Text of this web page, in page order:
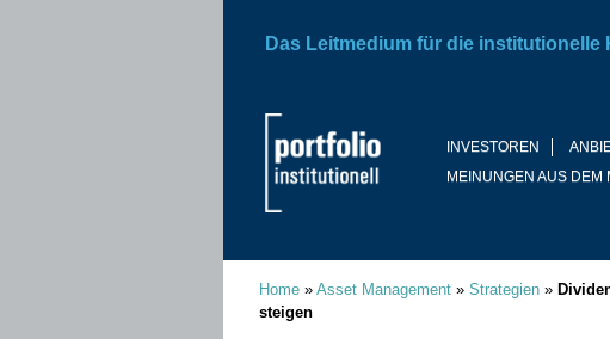
INVESTOREN
MEINUNGEN AUS DEM
Das Leitmedium für die institutionelle
Home » Asset Management » Strategien »
steigen